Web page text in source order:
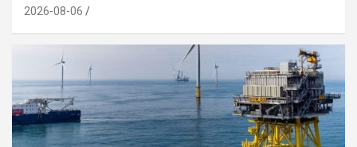
2026-08-06